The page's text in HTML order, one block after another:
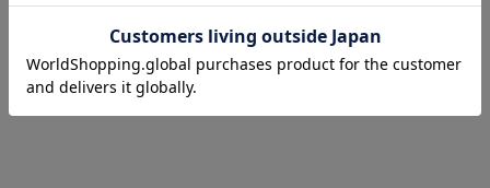
お気に入り商品を確認する